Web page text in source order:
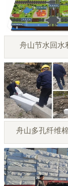
舟山节水回水
舟山多孔纤维